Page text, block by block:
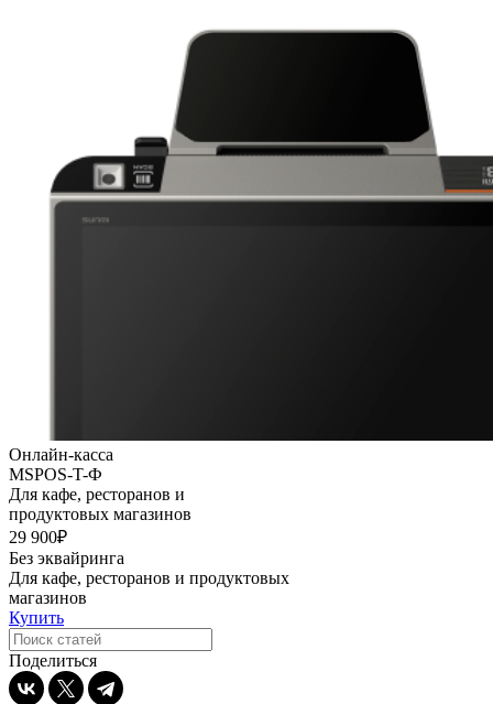
Онлайн-касса
MSPOS-T-Ф
Для кафе, ресторанов и
продуктовых магазинов
29 900₽
Без эквайринга
Для кафе, ресторанов и продуктовых
магазинов
Купить
Поделиться